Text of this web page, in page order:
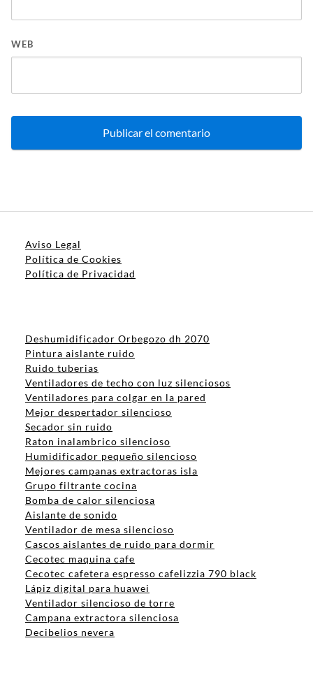
WEB
Aviso Legal
Política de Cookies
Política de Privacidad
Deshumidificador Orbegozo dh 2070
Pintura aislante ruido
Ruido tuberias
Ventiladores de techo con luz silenciosos
Ventiladores para colgar en la pared
Mejor despertador silencioso
Secador sin ruido
Raton inalambrico silencioso
Humidificador pequeño silencioso
Mejores campanas extractoras isla
Grupo filtrante cocina
Bomba de calor silenciosa
Aislante de sonido
Ventilador de mesa silencioso
Cascos aislantes de ruido para dormir
Cecotec maquina cafe
Cecotec cafetera espresso cafelizzia 790 black
Lápiz digital para huawei
Ventilador silencioso de torre
Campana extractora silenciosa
Decibelios nevera